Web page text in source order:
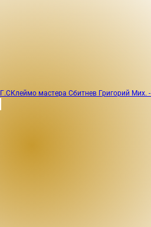
Г.СКлеймо мастера Сбитнев Григорий Мих.